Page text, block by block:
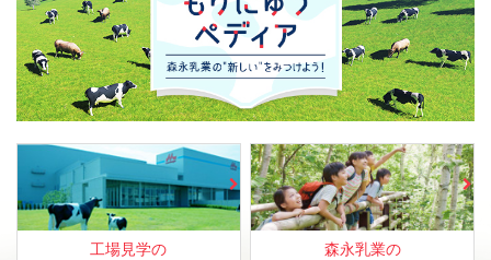
工場見学の
森永乳業の